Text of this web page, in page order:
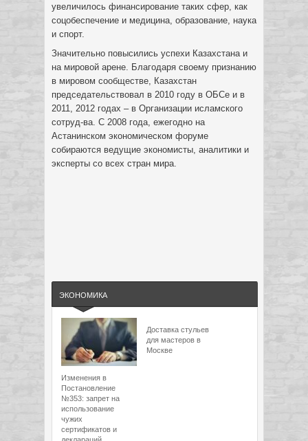
увеличилось финансирование таких сфер, как
соцобеспечение и медицина, образование, наука
и спорт.
Значительно повысились успехи Казахстана и
на мировой арене. Благодаря своему признанию
в мировом сообществе, Казахстан
председательствовал в 2010 году в ОБСе и в
2011, 2012 годах – в Организации исламского
сотруд-ва. С 2008 года, ежегодно на
Астанинском экономическом форуме
собираются ведущие экономисты, аналитики и
эксперты со всех стран мира.
ЭКОНОМИКА
Изменения в
Постановление
№353: запрет на
использование
чужих
сертификатов и
Доставка стульев
для мастеров в
Москве